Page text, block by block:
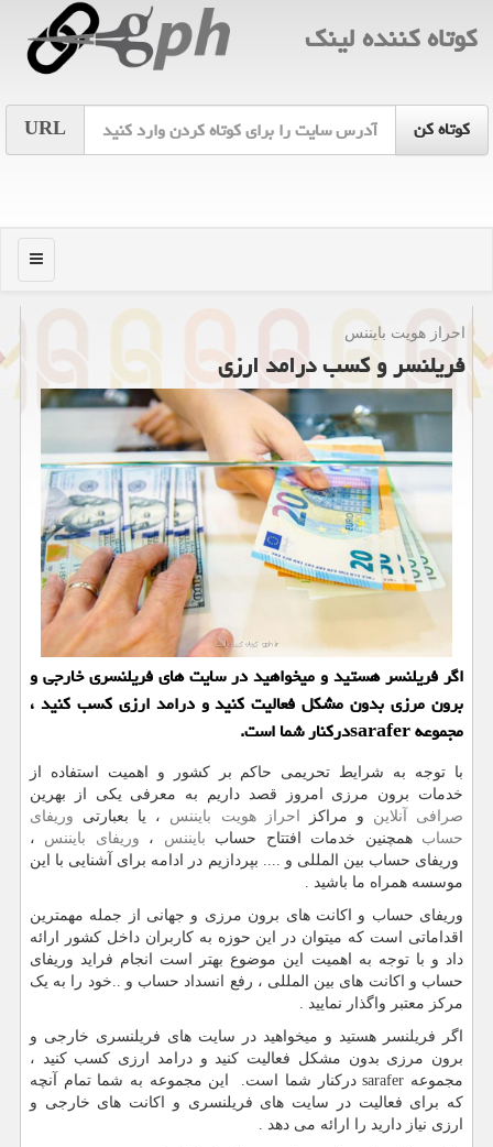
كوتاه كننده لینك
URL
منو
احراز هویت بایننس
فریلنسر و كسب درامد ارزی
اگر فریلنسر هستید و میخواهید در سایت های فریلنسری خارجی و
برون مرزی بدون مشكل فعالیت كنید و درامد ارزی كسب كنید ،
مجموعه saraferدركنار شما است.
با توجه به شرایط تحریمی حاکم بر کشور و اهمیت استفاده از
خدمات برون مرزی امروز قصد داریم به معرفی یکی از بهرین
صرافی آنلاین و مراکز احراز هویت بایننس ، یا بعبارتی وریفای
حساب همچنین خدمات افتتاح حساب بایننس ، وریفای بایننس ،
وریفای حساب بین المللی و .... بپردازیم در ادامه برای آشنایی با این
موسسه همراه ما باشید .
وریفای حساب و اکانت های برون مرزی و جهانی از جمله مهمترین
اقداماتی است که میتوان در این حوزه به کاربران داخل کشور ارائه
داد و با توجه به اهمیت این موضوع بهتر است انجام فراید وریفای
حساب و اکانت های بین المللی ، رفع انسداد حساب و ..خود را به یک
مرکز معتبر واگذار نمایید .
اگر فریلنسر هستید و میخواهید در سایت های فریلنسری خارجی و
برون مرزی بدون مشکل فعالیت کنید و درامد ارزی کسب کنید ،
مجموعه saraferدرکنار شما است. این مجموعه به شما تمام آنچه
که برای فعالیت در سایت های فریلنسری و اکانت های خارجی و
ارزی نیاز دارید را ارائه می دهد .